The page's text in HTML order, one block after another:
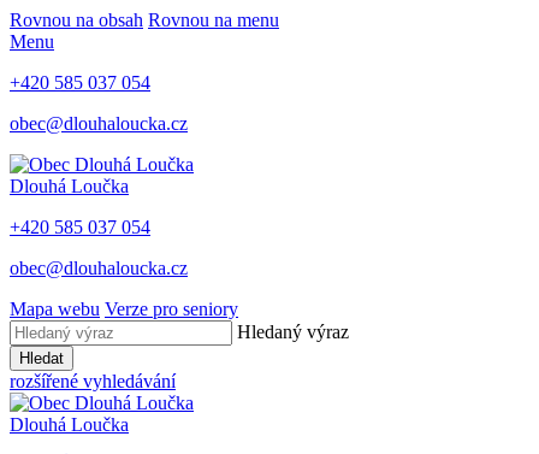
Rovnou na obsah Rovnou na menu
Menu
+420 585 037 054
obec@dlouhaloucka.cz
Dlouhá Loučka
+420 585 037 054
obec@dlouhaloucka.cz
Mapa webu Verze pro seniory
Hledaný výraz
Hledat
rozšířené vyhledávání
Dlouhá Loučka